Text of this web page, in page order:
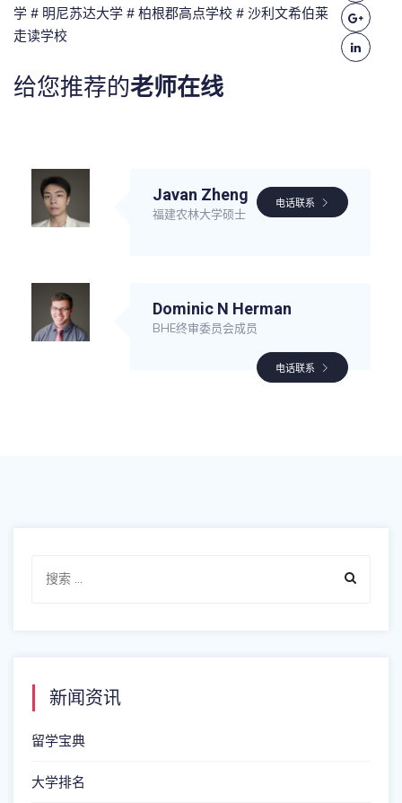
学 # 明尼苏达大学 # 柏根郡高点学校 # 沙利文希伯莱
走读学校
给您推荐的老师在线
Javan Zheng
福建农林大学硕士
电话联系
Dominic N Herman
BHE终审委员会成员
电话联系
新闻资讯
留学宝典
大学排名